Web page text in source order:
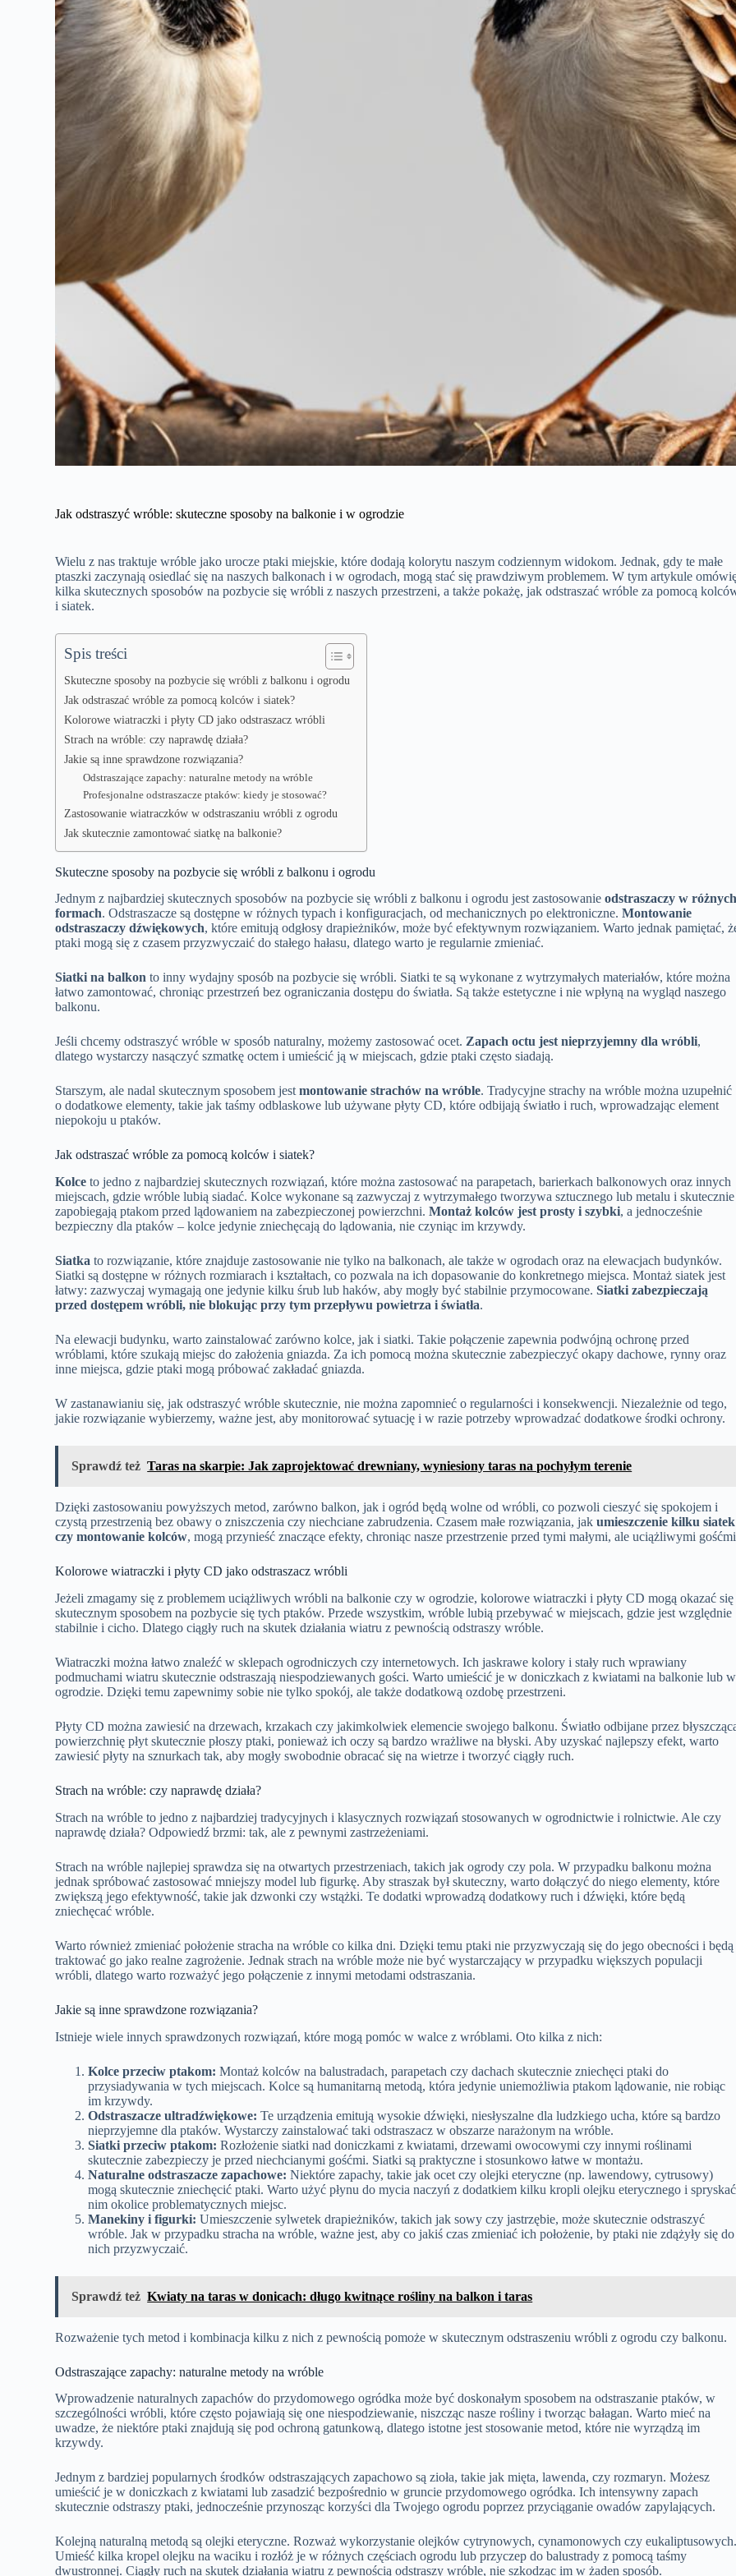
Jak odstraszyć wróble: skuteczne sposoby na balkonie i w ogrodzie
Wielu z nas traktuje wróble jako urocze ptaki miejskie, które dodają kolorytu naszym codziennym widokom. Jednak, gdy te małe
ptaszki zaczynają osiedlać się na naszych balkonach i w ogrodach, mogą stać się prawdziwym problemem. W tym artykule
kilka skutecznych sposobów na pozbycie się wróbli z naszych przestrzeni, a także pokażę, jak odstraszać wróble za pomocą
i siatek.
Spis treści
Skuteczne sposoby na pozbycie się wróbli z balkonu i ogrodu
Jak odstraszać wróble za pomocą kolców i siatek?
Kolorowe wiatraczki i płyty CD jako odstraszacz wróbli
Strach na wróble: czy naprawdę działa?
Jakie są inne sprawdzone rozwiązania?
Odstraszające zapachy: naturalne metody na wróble
Profesjonalne odstraszacze ptaków: kiedy je stosować?
Zastosowanie wiatraczków w odstraszaniu wróbli z ogrodu
Jak skutecznie zamontować siatkę na balkonie?
Skuteczne sposoby na pozbycie się wróbli z balkonu i ogrodu
Jednym z najbardziej skutecznych sposobów na pozbycie się wróbli z balkonu i ogrodu jest zastosowanieodstraszaczy w
formach. Odstraszacze są dostępne w różnych typach i konfiguracjach, od mechanicznych po elektroniczne.Montowanie
odstraszaczy dźwiękowych, które emitują odgłosy drapieżników, może być efektywnym rozwiązaniem. Warto jednak pamiętać,
ptaki mogą się z czasem przyzwyczaić do stałego hałasu, dlatego warto je regularnie zmieniać.
Siatki na balkon to inny wydajny sposób na pozbycie się wróbli. Siatki te są wykonane z wytrzymałych materiałów, które można
łatwo zamontować, chroniąc przestrzeń bez ograniczania dostępu do światła. Są także estetyczne i nie wpłyną na wygląd naszego
balkonu.
Jeśli chcemy odstraszyć wróble w sposób naturalny, możemy zastosować ocet.Zapach octu jest nieprzyjemny dla wróbli,
dlatego wystarczy nasączyć szmatkę octem i umieścić ją w miejscach, gdzie ptaki często siadają.
Starszym, ale nadal skutecznym sposobem jestmontowanie strachów na wróble. Tradycyjne strachy na wróble można uzupełnić
o dodatkowe elementy, takie jak taśmy odblaskowe lub używane płyty CD, które odbijają światło i ruch, wprowadzając element
niepokoju u ptaków.
Jak odstraszać wróble za pomocą kolców i siatek?
Kolce to jedno z najbardziej skutecznych rozwiązań, które można zastosować na parapetach, barierkach balkonowych oraz innych
miejscach, gdzie wróble lubią siadać. Kolce wykonane są zazwyczaj z wytrzymałego tworzywa sztucznego lub metalu i skutecznie
zapobiegają ptakom przed lądowaniem na zabezpieczonej powierzchni.Montaż kolców jest prosty i szybki, a jednocześnie
bezpieczny dla ptaków – kolce jedynie zniechęcają do lądowania, nie czyniąc im krzywdy.
Siatka to rozwiązanie, które znajduje zastosowanie nie tylko na balkonach, ale także w ogrodach oraz na elewacjach budynków.
Siatki są dostępne w różnych rozmiarach i kształtach, co pozwala na ich dopasowanie do konkretnego miejsca. Montaż siatek jest
łatwy: zazwyczaj wymagają one jedynie kilku śrub lub haków, aby mogły być stabilnie przymocowane.Siatki zabezpieczają
przed dostępem wróbli, nie blokując przy tym przepływu powietrza i światła.
Na elewacji budynku, warto zainstalować zarówno kolce, jak i siatki. Takie połączenie zapewnia podwójną ochronę przed
wróblami, które szukają miejsc do założenia gniazda. Za ich pomocą można skutecznie zabezpieczyć okapy dachowe, rynny oraz
inne miejsca, gdzie ptaki mogą próbować zakładać gniazda.
W zastanawianiu się, jak odstraszyć wróble skutecznie, nie można zapomnieć o regularności i konsekwencji. Niezależnie od tego,
jakie rozwiązanie wybierzemy, ważne jest, aby monitorować sytuację i w razie potrzeby wprowadzać dodatkowe środki ochrony.
Sprawdź też Taras na skarpie: Jak zaprojektować drewniany, wyniesiony taras na pochyłym terenie
Dzięki zastosowaniu powyższych metod, zarówno balkon, jak i ogród będą wolne od wróbli, co pozwoli cieszyć się spokojem i
czystą przestrzenią bez obawy o zniszczenia czy niechciane zabrudzenia. Czasem małe rozwiązania, jakumieszczenie kilku siatek
czy montowanie kolców, mogą przynieść znaczące efekty, chroniąc nasze przestrzenie przed tymi małymi, ale uciążliwymi
Kolorowe wiatraczki i płyty CD jako odstraszacz wróbli
Jeżeli zmagamy się z problemem uciążliwych wróbli na balkonie czy w ogrodzie, kolorowe wiatraczki i płyty CD mogą okazać się
skutecznym sposobem na pozbycie się tych ptaków. Przede wszystkim, wróble lubią przebywać w miejscach, gdzie jest względnie
stabilnie i cicho. Dlatego ciągły ruch na skutek działania wiatru z pewnością odstraszy wróble.
Wiatraczki można łatwo znaleźć w sklepach ogrodniczych czy internetowych. Ich jaskrawe kolory i stały ruch wprawiany
podmuchami wiatru skutecznie odstraszają niespodziewanych gości. Warto umieścić je w doniczkach z kwiatami na balkonie lub w
ogrodzie. Dzięki temu zapewnimy sobie nie tylko spokój, ale także dodatkową ozdobę przestrzeni.
Płyty CD można zawiesić na drzewach, krzakach czy jakimkolwiek elemencie swojego balkonu. Światło odbijane przez
powierzchnię płyt skutecznie płoszy ptaki, ponieważ ich oczy są bardzo wrażliwe na błyski. Aby uzyskać najlepszy efekt, warto
zawiesić płyty na sznurkach tak, aby mogły swobodnie obracać się na wietrze i tworzyć ciągły ruch.
Strach na wróble: czy naprawdę działa?
Strach na wróble to jedno z najbardziej tradycyjnych i klasycznych rozwiązań stosowanych w ogrodnictwie i rolnictwie. Ale czy
naprawdę działa? Odpowiedź brzmi: tak, ale z pewnymi zastrzeżeniami.
Strach na wróble najlepiej sprawdza się na otwartych przestrzeniach, takich jak ogrody czy pola. W przypadku balkonu można
jednak spróbować zastosować mniejszy model lub figurkę. Aby straszak był skuteczny, warto dołączyć do niego elementy, które
zwiększą jego efektywność, takie jak dzwonki czy wstążki. Te dodatki wprowadzą dodatkowy ruch i dźwięki, które będą
zniechęcać wróble.
Warto również zmieniać położenie stracha na wróble co kilka dni. Dzięki temu ptaki nie przyzwyczają się do jego obecności i będą
traktować go jako realne zagrożenie. Jednak strach na wróble może nie być wystarczający w przypadku większych populacji
wróbli, dlatego warto rozważyć jego połączenie z innymi metodami odstraszania.
Jakie są inne sprawdzone rozwiązania?
Istnieje wiele innych sprawdzonych rozwiązań, które mogą pomóc w walce z wróblami. Oto kilka z nich:
Kolce przeciw ptakom: Montaż kolców na balustradach, parapetach czy dachach skutecznie zniechęci ptaki do
przysiadywania w tych miejscach. Kolce są humanitarną metodą, która jedynie uniemożliwia ptakom lądowanie, nie robiąc
im krzywdy.
Odstraszacze ultradźwiękowe: Te urządzenia emitują wysokie dźwięki, niesłyszalne dla ludzkiego ucha, które są bardzo
nieprzyjemne dla ptaków. Wystarczy zainstalować taki odstraszacz w obszarze narażonym na wróble.
Siatki przeciw ptakom: Rozłożenie siatki nad doniczkami z kwiatami, drzewami owocowymi czy innymi roślinami
skutecznie zabezpieczy je przed niechcianymi gośćmi. Siatki są praktyczne i stosunkowo łatwe w montażu.
Naturalne odstraszacze zapachowe: Niektóre zapachy, takie jak ocet czy olejki eteryczne (np. lawendowy, cytrusowy)
mogą skutecznie zniechęcić ptaki. Warto użyć płynu do mycia naczyń z dodatkiem kilku kropli olejku eterycznego i spryskać
nim okolice problematycznych miejsc.
Manekiny i figurki: Umieszczenie sylwetek drapieżników, takich jak sowy czy jastrzębie, może skutecznie odstraszyć
wróble. Jak w przypadku stracha na wróble, ważne jest, aby co jakiś czas zmieniać ich położenie, by ptaki nie zdążyły się do
nich przyzwyczaić.
Sprawdź też Kwiaty na taras w donicach: długo kwitnące rośliny na balkon i taras
Rozważenie tych metod i kombinacja kilku z nich z pewnością pomoże w skutecznym odstraszeniu wróbli z ogrodu czy balkonu.
Odstraszające zapachy: naturalne metody na wróble
Wprowadzenie naturalnych zapachów do przydomowego ogródka może być doskonałym sposobem na odstraszanie ptaków, w
szczególności wróbli, które często pojawiają się one niespodziewanie, niszcząc nasze rośliny i tworząc bałagan. Warto mieć na
uwadze, że niektóre ptaki znajdują się pod ochroną gatunkową, dlatego istotne jest stosowanie metod, które nie wyrządzą im
krzywdy.
Jednym z bardziej popularnych środków odstraszających zapachowo są zioła, takie jak mięta, lawenda, czy rozmaryn. Możesz
umieścić je w doniczkach z kwiatami lub zasadzić bezpośrednio w gruncie przydomowego ogródka. Ich intensywny zapach
skutecznie odstraszy ptaki, jednocześnie przynosząc korzyści dla Twojego ogrodu poprzez przyciąganie owadów zapylających.
Kolejną naturalną metodą są olejki eteryczne. Rozważ wykorzystanie olejków cytrynowych, cynamonowych czy
Umieść kilka kropel olejku na waciku i rozłóż je w różnych częściach ogrodu lub przyczep do balustrady z pomocą taśmy
dwustronnej. Ciągły ruch na skutek działania wiatru z pewnością odstraszy wróble, nie szkodząc im w żaden sposób.